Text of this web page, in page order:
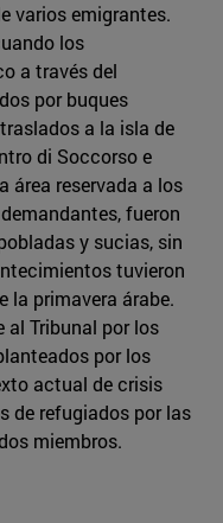
varios emigrantes.
los
a través del
por buques
a la isla de
di Soccorso e
área reservada a los
fueron
y sucias, sin
tuvieron
la primavera árabe.
al Tribunal por los
por los
actual de crisis
de refugiados por las
miembros.